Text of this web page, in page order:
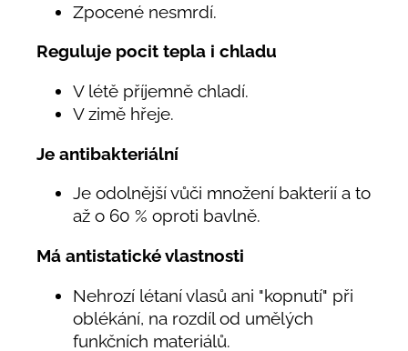
Zpocené nesmrdí.
Reguluje pocit tepla i chladu
V létě příjemně chladí.
V zimě hřeje.
Je antibakteriální
Je odolnější vůči množení bakterií a to
až o 60 % oproti bavlně.
Má antistatické vlastnosti
Nehrozí létaní vlasů ani "kopnutí" při
oblékání, na rozdíl od umělých
funkčních materiálů.